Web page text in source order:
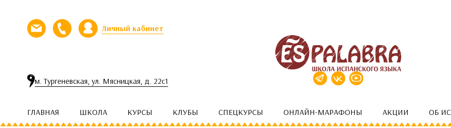
Напишите нам письмо
Позвоните намЛичный кабинет
м. Тургеневская, ул. Мясницкая, д. 22с1
ГЛАВНАЯ ШКОЛА КУРСЫ КЛУБЫ СПЕЦКУРСЫ ОНЛАЙН-МАРАФОНЫ АКЦИИ ОБ